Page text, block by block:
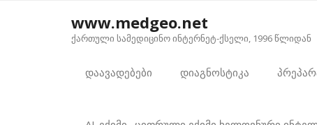
www.medgeo.net
ქართული სამედიცინო ინტერნეტ-ქსელი, 1996 წლიდან
დაავადებები დიაგნოსტიკა